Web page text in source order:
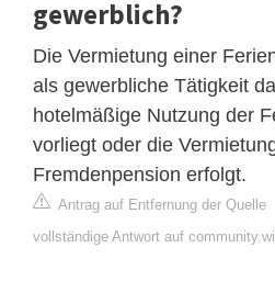
gewerblich?
Die Vermietung einer
als gewerbliche Tätigkeit
hotelmäßige Nutzung der
vorliegt oder die
Fremdenpension erfolgt.
Antrag auf Entfernung der Quelle
vollständige Antwort auf